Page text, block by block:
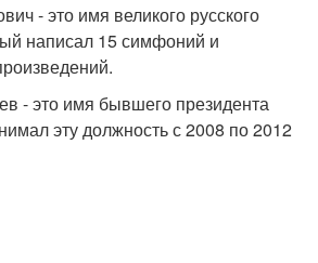
- это имя великого русского
написал 15 симфоний и
- это имя бывшего президента
эту должность с 2008 по 2012